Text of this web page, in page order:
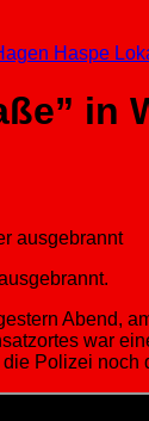
Haspe
Abend,
war
Polizei noch